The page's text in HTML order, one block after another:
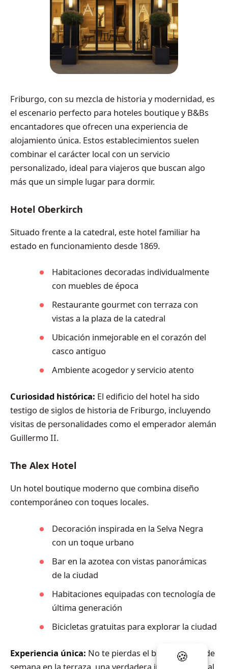
Friburgo, con su mezcla de historia y modernidad, es
el escenario perfecto para hoteles boutique y B&Bs
encantadores que ofrecen una experiencia de
alojamiento única. Estos establecimientos suelen
combinar el carácter local con un servicio
personalizado, ideal para viajeros que buscan algo
más que un simple lugar para dormir.
Hotel Oberkirch
Situado frente a la catedral, este hotel familiar ha
estado en funcionamiento desde 1869.
Habitaciones decoradas individualmente
con muebles de época
Restaurante gourmet con terraza con
vistas a la plaza de la catedral
Ubicación inmejorable en el corazón del
casco antiguo
Ambiente acogedor y servicio atento
Curiosidad histórica: El edificio del hotel ha sido
testigo de siglos de historia de Friburgo, incluyendo
visitas de personalidades como el emperador alemán
Guillermo II.
The Alex Hotel
Un hotel boutique moderno que combina diseño
contemporáneo con toques locales.
Decoración inspirada en la Selva Negra
con un toque urbano
Bar en la azotea con vistas panorámicas
de la ciudad
Habitaciones equipadas con tecnología de
última generación
Bicicletas gratuitas para explorar la ciudad
Experiencia única: No te pierdas el brunch de fin de
semana en la terraza, una verdadera institución local.